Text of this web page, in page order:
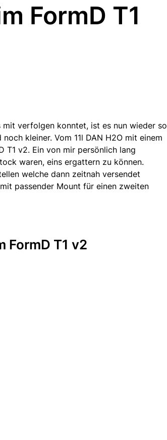
FormD T1
mit verfolgen konntet, ist es nun wieder so
kleiner. Vom 11l DAN H2O mit einem
T1 v2. Ein von mir persönlich lang
waren, eins ergattern zu können.
welche dann zeitnah versendet
passender Mount für einen zweiten
FormD T1 v2